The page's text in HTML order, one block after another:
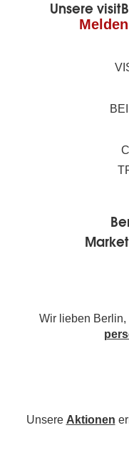
Unsere
Wir lieben Berlin,
Unsere Aktionen